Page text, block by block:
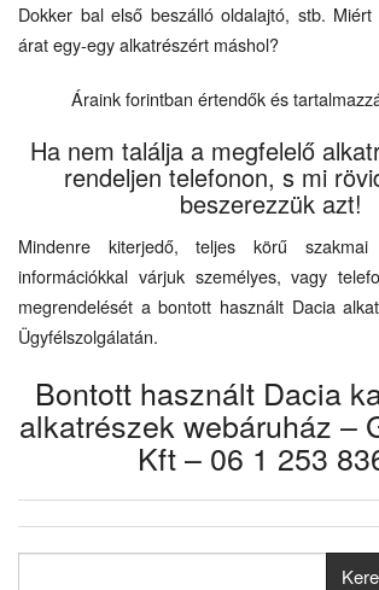
Dokker bal első beszálló oldalajtó, stb. Miért
árat egy-egy alkatrészért máshol?
Áraink forintban értendők és
Ha nem találja a megfelelő
rendeljen telefonon, s mi
beszerezzük azt!
Mindenre kiterjedő, teljes körű szakmai
információkkal várjuk személyes, vagy
megrendelését a bontott használt Dacia
Ügyfélszolgálatán.
Bontott használt Dacia
alkatrészek webáruház –
Kft – 06 1 253